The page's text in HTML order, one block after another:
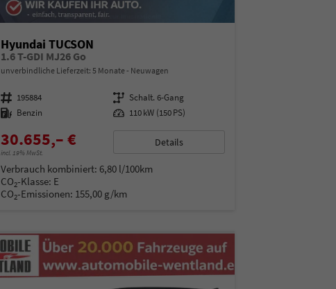
Hyundai TUCSON
1.6 T-GDI MJ26 Go
unverbindliche Lieferzeit:5 Monate Neuwagen
Fahrzeugnummer 195884 Getriebe Schalt. 6-Gang
Kraftstoff Benzin Leistung 110 kW (150 PS)
30.655,– €
incl. 19% MwSt.
Details
Verbrauch kombiniert: 6,80 l/100km
CO2-Klasse: E
CO2-Emissionen: 155,00 g/km